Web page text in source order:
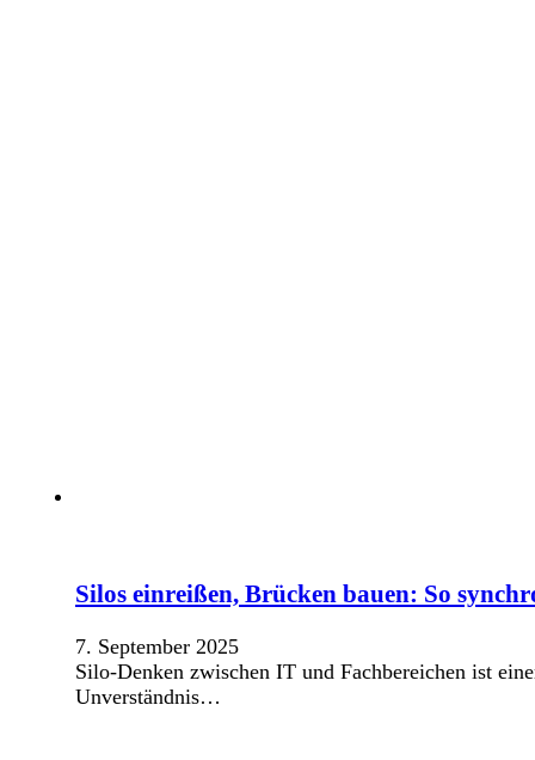
Silos einreißen, Brücken bauen: So
7. September 2025
Silo-Denken zwischen IT und Fachbereichen ist
Unverständnis…